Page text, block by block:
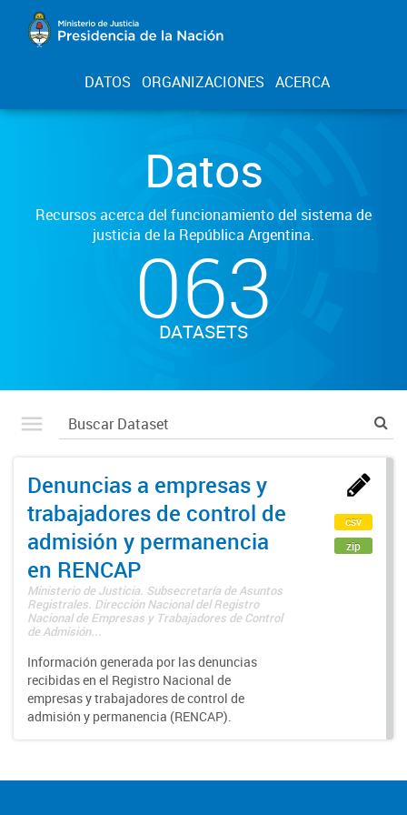
DATOS ORGANIZACIONES ACERCA
Datos
Recursos acerca del funcionamiento del sistema de
justicia de la República Argentina.
063
DATASETS
Denuncias a empresas y
trabajadores de control de
admisión y permanencia
en RENCAP
Ministerio de Justicia. Subsecretaría de Asuntos
Registrales. Dirección Nacional del Registro
Nacional de Empresas y Trabajadores de Control
de Admisión...
Información generada por las denuncias
recibidas en el Registro Nacional de
empresas y trabajadores de control de
admisión y permanencia (RENCAP).
csv
zip